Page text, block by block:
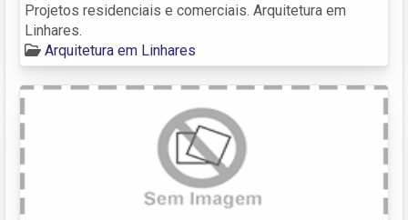
Projetos residenciais e comerciais. Arquitetura em
Linhares.
Arquitetura em Linhares